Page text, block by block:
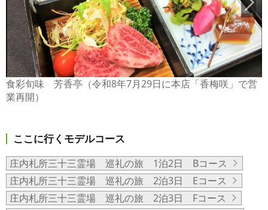
食彩旬味 芳香亭（令和8年7月29日に本店「香梅咲」で営
業再開）
ここに行くモデルコース
庄内札所三十三霊場 巡礼の旅 1泊2日 Bコース
庄内札所三十三霊場 巡礼の旅 2泊3日 Eコース
庄内札所三十三霊場 巡礼の旅 2泊3日 Fコース